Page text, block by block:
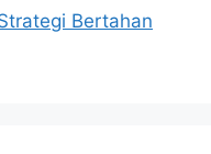
Bertahan